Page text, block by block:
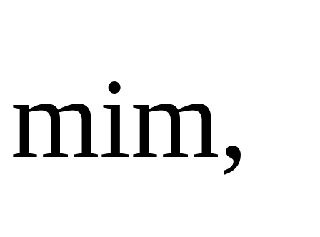
mim,